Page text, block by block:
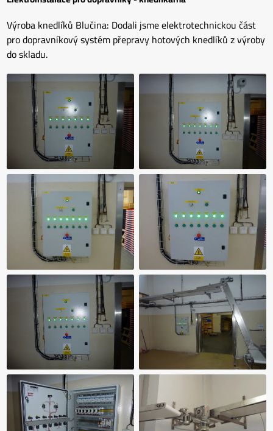
Výroba knedlíků Blučina: Dodali jsme elektrotechnickou část
pro dopravníkový systém přepravy hotových knedlíků z výroby
do skladu.